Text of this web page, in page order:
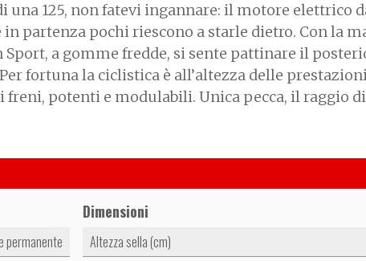
125, non fatevi ingannare: il motore elettrico
partenza pochi riescono a starle dietro. Con la
a gomme fredde, si sente pattinare il
fortuna la ciclistica è all’altezza delle
freni, potenti e modulabili. Unica pecca, il raggio
permanente
Dimensioni
Altezza sella (cm)